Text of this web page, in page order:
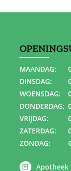
MAANDAG:
DINSDAG:
WOENSDAG:
DONDERDAG:
VRIJDAG:
ZATERDAG:
ZONDAG:
Apotheek